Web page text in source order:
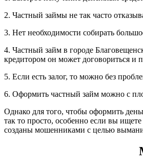
2. Частный займы не так часто
3. Нет необходимости собирать
4. Частный займ в городе
кредитором он может договориться и
5. Если есть залог, то можно без
6. Оформить частный займ можно с
Однако для того, чтобы оформить
так то просто, особенно если вы
созданы мошенниками с целью